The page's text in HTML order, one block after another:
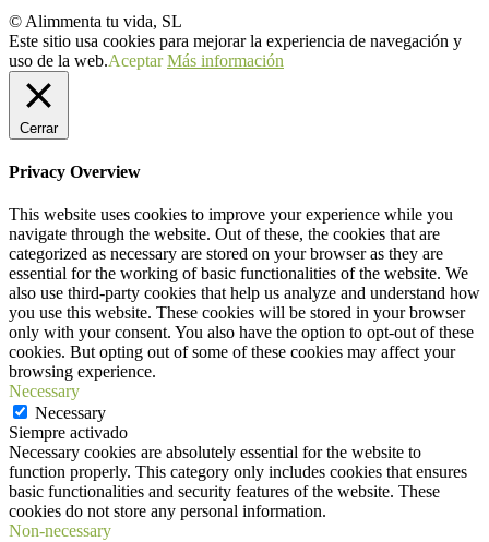
© Alimmenta tu vida, SL
Este sitio usa cookies para mejorar la experiencia de navegación y
uso de la web.Aceptar Más información
Cerrar
Privacy Overview
This website uses cookies to improve your experience while you
navigate through the website. Out of these, the cookies that are
categorized as necessary are stored on your browser as they are
essential for the working of basic functionalities of the website. We
also use third-party cookies that help us analyze and understand how
you use this website. These cookies will be stored in your browser
only with your consent. You also have the option to opt-out of these
cookies. But opting out of some of these cookies may affect your
browsing experience.
Necessary
Necessary
Siempre activado
Necessary cookies are absolutely essential for the website to
function properly. This category only includes cookies that ensures
basic functionalities and security features of the website. These
cookies do not store any personal information.
Non-necessary